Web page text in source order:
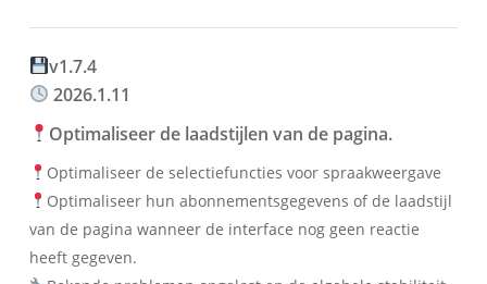
v1.7.4
2026.1.11
Optimaliseer de laadstijlen van de pagina.
Optimaliseer de selectiefuncties voor spraakweergave
Optimaliseer hun abonnementsgegevens of de laadstijl
van de pagina wanneer de interface nog geen reactie
heeft gegeven.